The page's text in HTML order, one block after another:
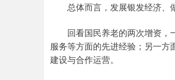
总体而言，发展银发经济、做
回看国民养老的两次增资，一
服务等方面的先进经验；另一
建设与合作运营。